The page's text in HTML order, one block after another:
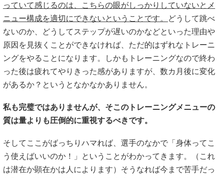
っていて感じるのは、こちらの眼がしっかりしていないとメ
ニュー構成を適切にできないということです。
どうして跳べ
ないのか、どうしてステップが遅いのかなどといった理由や
原因を見抜くことができなければ、ただ的はずれなトレーニ
ングをやることになります。しかもトレーニングなので終わ
った後は疲れてやりきった感がありますが、数カ月後に変化
があるか？というとなかなかありません。
私も完璧ではありませんが、そこのトレーニングメニューの
質は量よりも圧倒的に重視するべきです。
そしてここがばっちりハマれば、選手のなかで「身体ってこ
う使えばいいのか！」ということがわかってきます。（これ
は潜在か顕在かは人によります）そうなれば今まで苦手だっ